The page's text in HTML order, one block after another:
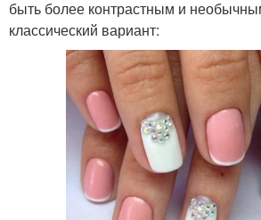
быть более контрастным и
классический вариант: